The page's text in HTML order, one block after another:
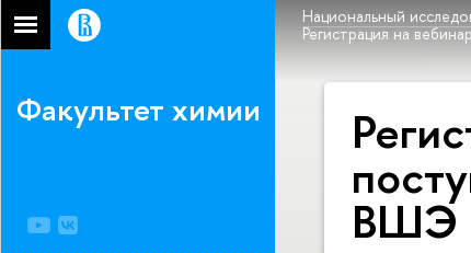
Национальный
Регистрация на
Факультет химии
ШЭ